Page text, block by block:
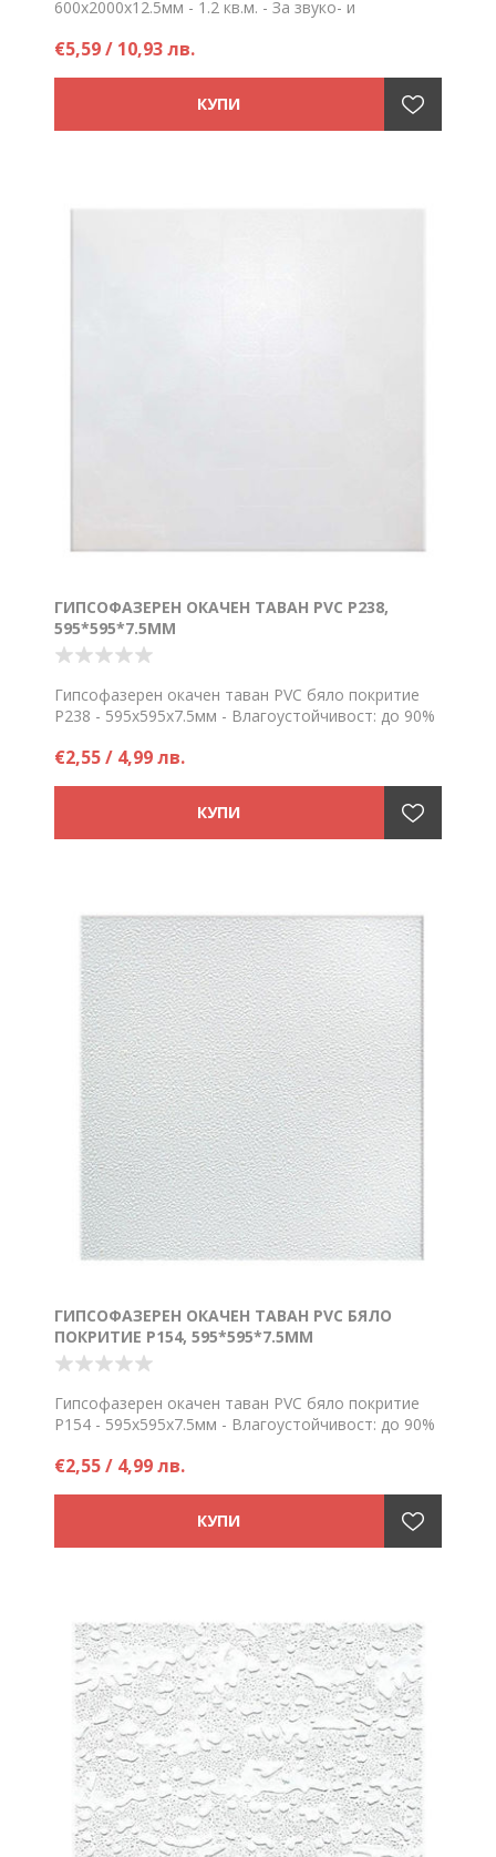
600х2000х12.5мм - 1.2 кв.м. - За звуко- и
Цена на брой
€5,59 / 10,93 лв.
ГИПСОФАЗЕРЕН ОКАЧЕН ТАВАН PVC P238,
595*595*7.5ММ
Гипсофазерен окачен таван PVC бяло покритие
P238 - 595х595х7.5мм - Влагоустойчивост: до 90%
€2,55 / 4,99 лв.
ГИПСОФАЗЕРЕН ОКАЧЕН ТАВАН PVC БЯЛО
ПОКРИТИЕ P154, 595*595*7.5ММ
Гипсофазерен окачен таван PVC бяло покритие
P154 - 595х595х7.5мм - Влагоустойчивост: до 90%
€2,55 / 4,99 лв.